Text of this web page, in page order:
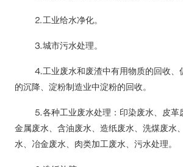
⒉工业给水净化。
⒊城市污水处理。
⒋工业废水和废渣中有用物质的回收、
的沉降、淀粉制造业中淀粉的回收。
⒌各种工业废水处理：印染废水、皮革
金属废水、含油废水、造纸废水、洗煤废水
水、冶金废水、肉类加工废水、污水处理。